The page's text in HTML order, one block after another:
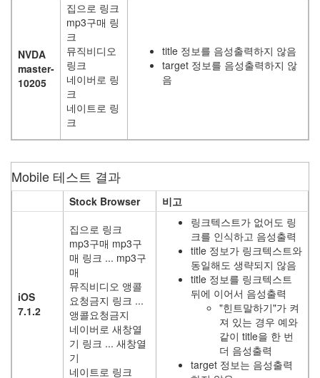
NVDA
master-
10205
집으로 링크
mp3구매 링
크
뮤직비디오
링크
네이버로 링
크
네이트로 링
크
title 정보를 음성출력하지 않음
target 정보를 음성출력하지 않
음
Mobile 테스트 결과
Stock Browser 비고
iOS
7.1.2
집으로 링크
mp3구매 mp3구
매 링크 ... mp3구
매
뮤직비디오 앵콜
요청금지 링크 ...
앵콜요청금지
네이버로 새창열
기 링크 ... 새창열
기
네이트로 링크
링크텍스트가 없어도 링
크를 인식하고 음성출력
title 정보가 링크텍스트와
동일해도 생략되지 않음
title 정보를 링크텍스트
뒤에 이어서 음성출력
"힌트말하기"가 켜
져 있는 경우 예와
같이 title을 한 번
더 음성출력
target 정보는 음성출력
제
마
트
fat32